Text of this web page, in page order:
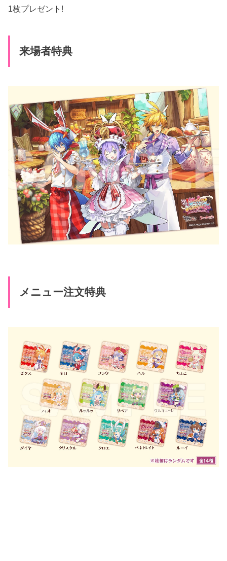
1枚プレゼント!
来場者特典
メニュー注文特典